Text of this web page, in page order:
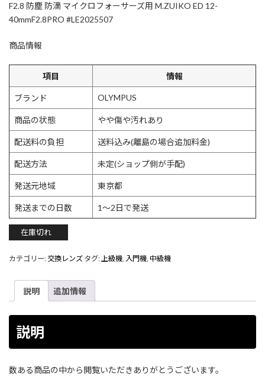
F2.8 防塵 防滴 マイクロフォーサーズ用 M.ZUIKO ED 12-
40mmF2.8PRO #LE2025507
商品情報
項目 情報
ブランド OLYMPUS
商品の状態 やや傷や汚れあり
配送料の負担 送料込み(離島の場合追加料金)
配送方法 未定(ショップ側が手配)
発送元地域 東京都
発送までの日数 1〜2日で発送
在庫切れ
カテゴリー: 交換レンズ タグ:上級機, 入門機, 中級機
説明 追加情報
説明
数ある商品の中から閲覧いただきありがとうございます。